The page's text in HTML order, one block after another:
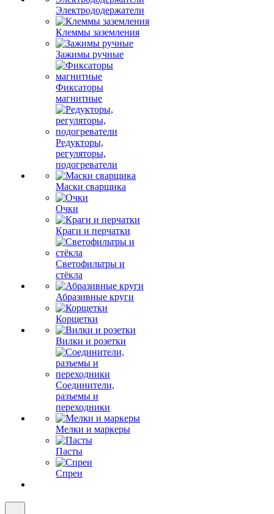
Электрододержатели
Клеммы заземления
Зажимы ручные
Фиксаторы
магнитные
Редукторы,
регуляторы,
подогреватели
Маски сварщика
Очки
Краги и перчатки
Светофильтры и
стёкла
Абразивные круги
Корщетки
Вилки и розетки
Соединители,
разъемы и
переходники
Мелки и маркеры
Пасты
Спреи